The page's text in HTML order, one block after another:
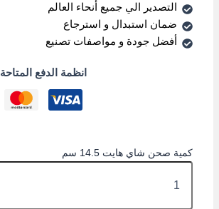
التصدير الي جميع أنحاء العالم
ضمان استبدال و استرجاع
أفضل جودة و مواصفات تصنيع
انظمة الدفع المتاحة
كمية صحن شاي هايت 14.5 سم